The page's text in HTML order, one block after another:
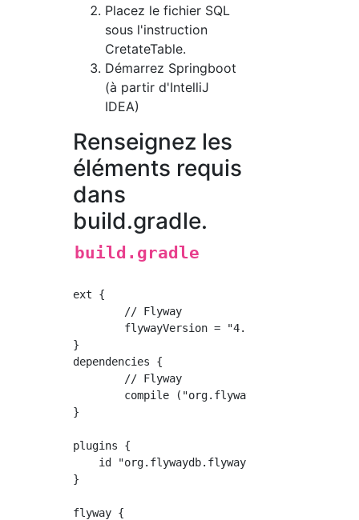
Placez le fichier SQL
sous l'instruction
CretateTable.
Démarrez Springboot
(à partir d'IntelliJ
IDEA)
Renseignez les
éléments requis
dans
build.gradle.
build.gradle
ext {
}
dependencies {
}
plugins {
id "org.flywaydb.flyway" version
}
flyway {